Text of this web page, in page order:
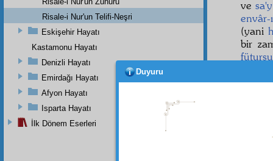
ve
envâr-
(yani
bir
Risale-i Nur'un Telifi-Neşri
Eskişehir Hayatı
Kastamonu Hayatı
Denizli Hayatı
Emirdağı Hayatı
Afyon Hayatı
Isparta Hayatı
İlk Dönem Eserleri
Duyuru